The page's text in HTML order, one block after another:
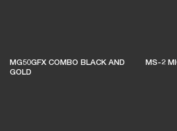
MG50GFX COMBO BLACK AND
GOLD
MS-2